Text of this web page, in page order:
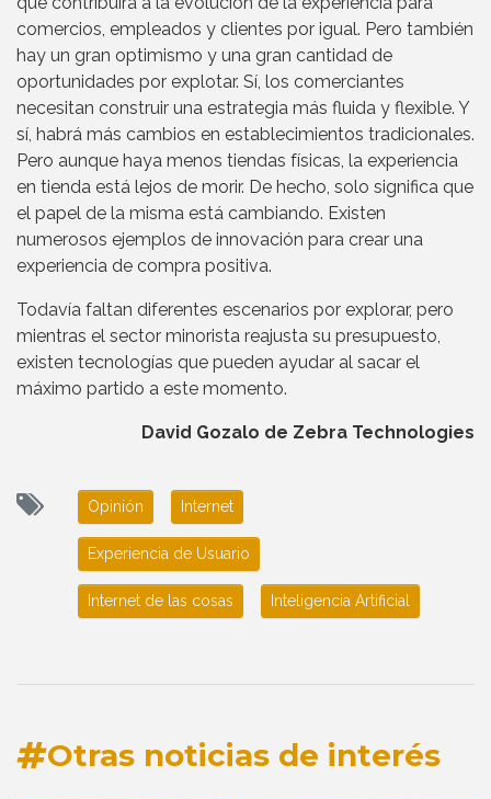
comercios, empleados y clientes por igual. Pero también
hay un gran optimismo y una gran cantidad de
oportunidades por explotar. Sí, los comerciantes
necesitan construir una estrategia más fluida y flexible. Y
sí, habrá más cambios en establecimientos tradicionales.
Pero aunque haya menos tiendas físicas, la experiencia
en tienda está lejos de morir. De hecho, solo significa que
el papel de la misma está cambiando. Existen
numerosos ejemplos de innovación para crear una
experiencia de compra positiva.
Todavía faltan diferentes escenarios por explorar, pero
mientras el sector minorista reajusta su presupuesto,
existen tecnologías que pueden ayudar al sacar el
máximo partido a este momento.
David Gozalo de Zebra Technologies
Opinión Internet
Experiencia de Usuario
Internet de las cosas Inteligencia Artificial
Otras noticias de interés